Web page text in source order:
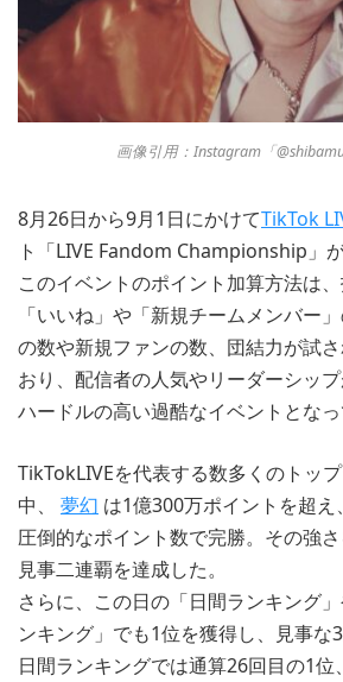
画像引用：Instagram「
8月26日から9月1日にかけてTikTok
ト「LIVE Fandom Championship」が
このイベントのポイント加算方法は、
「いいね」や「新規チームメンバー
の数や新規ファンの数、団結力が試
おり、配信者の人気やリーダーシッ
ハードルの高い過酷なイベントとなっ
TikTokLIVEを代表する数多くのトッ
中、 夢幻 は1億300万ポイントを超
圧倒的なポイント数で完勝。その強さ
見事二連覇を達成した。
さらに、この日の「日間ランキング
ンキング」でも1位を獲得し、見事な
日間ランキングでは通算26回目の1